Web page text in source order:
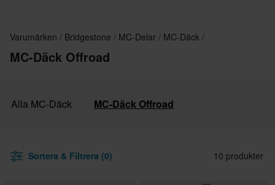
Varumärken Bridgestone MC-Delar MC-Däck
MC-Däck Offroad
Alla MC-Däck MC-Däck Offroad
Sortera & Filtrera (0) 10 produkter